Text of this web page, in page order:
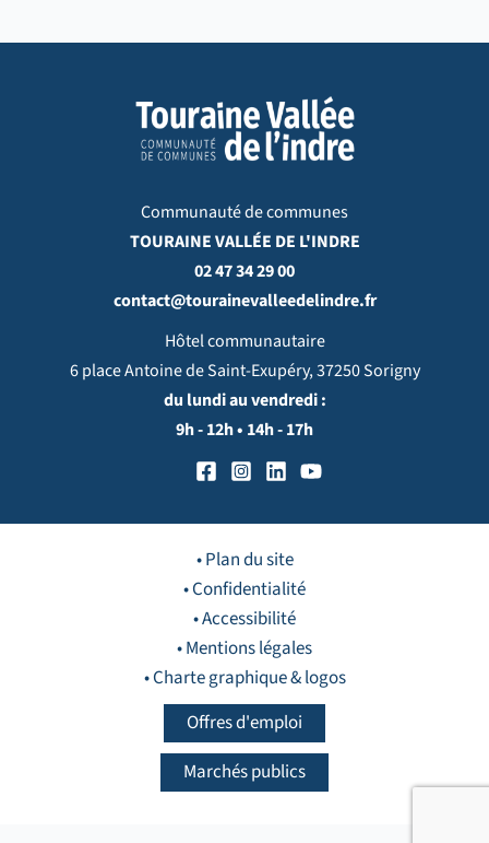
Communauté de communes
TOURAINE VALLÉE DE L'INDRE
02 47 34 29 00
contact@tourainevalleedelindre.fr
Hôtel communautaire
6 place Antoine de Saint-Exupéry, 37250 Sorigny
du lundi au vendredi :
9h - 12h • 14h - 17h
• Plan du site
• Confidentialité
• Accessibilité
• Mentions légales
• Charte graphique & logos
Offres d'emploi
Marchés publics